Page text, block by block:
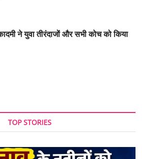
ने युवा तीरंदाजों और सभी कोच को किया
TOP STORIES